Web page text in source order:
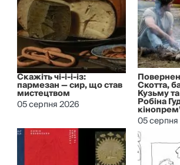
Скажіть чі-і-і-із:
пармезан — сир, що став
мистецтвом
05 серпня 2026
Скотта,
Кузьму
Робіна
05